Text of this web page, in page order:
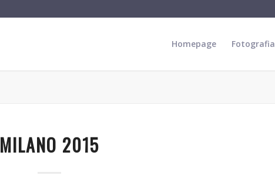
Homepage Fotografia
MILANO 2015